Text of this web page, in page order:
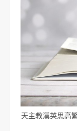
天主教漢英思高